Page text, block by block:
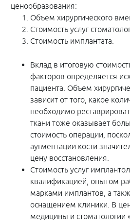
ценообразования:
Объем хирургического
Стоимость услуг
Стоимость имплантата.
Вклад в итоговую
факторов определяется
пациента. Объем
зависит от того, какое
необходимо
ткани тоже оказывает
стоимость операции,
аугментации кости
цену восстановления.
Стоимость услуг
квалификацией, опытом
марками имплантов, а
оснащением клиники. В
медицины и стоматологии